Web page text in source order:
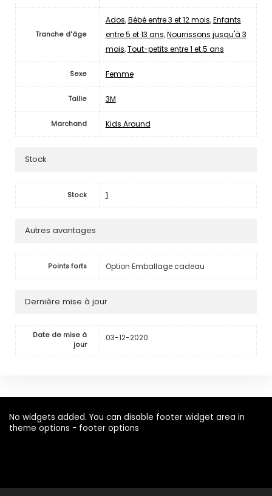
Tranche d'âge
Ados,Bébé entre 3 et 12 mois,Enfants
entre 5 et 13 ans,Nourrissons jusqu'à 3
mois,Tout-petits entre 1 et 5 ans
Sexe Femme
Taille 3M
Marchand Kids Around
Stock
Stock 1
Autres avantages
Points forts Option Emballage cadeau
Dernière mise à jour
Date de mise à
jour
03-12-2020
No widgets added. You can disable footer widget area in
theme options - footer options